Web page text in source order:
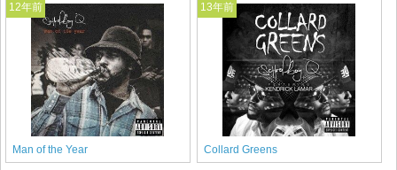
12年前
Man of the Year
13年前
Collard Greens